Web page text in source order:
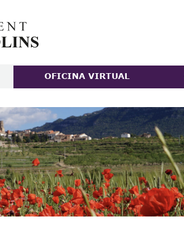
OFICINA VIRTUAL